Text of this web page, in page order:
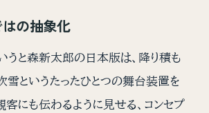
の抽象化
うと森新太郎の日本版は、降り積も
雪というたったひとつの舞台装置を
客にも伝わるように見せる、コンセプ